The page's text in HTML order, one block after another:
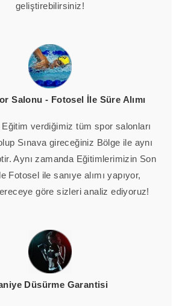
geliştirebilirsiniz!
Salonu - Fotosel İle Süre Alımı
verdiğimiz tüm spor salonları
Sınava gireceğiniz Bölge ile aynı
Aynı zamanda Eğitimlerimizin Son
Fotosel ile sanıye alımı yapıyor,
göre sizleri analiz ediyoruz!
Düsürme Garantisi